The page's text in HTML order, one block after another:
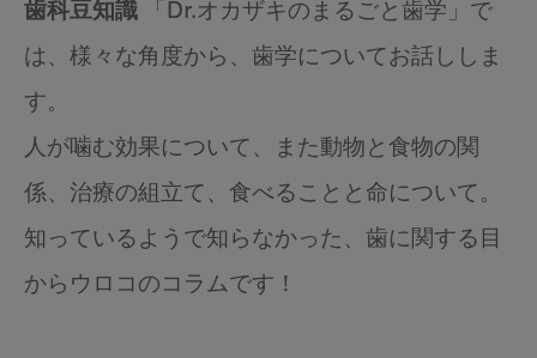
歯科豆知識 「Dr.オカザキのまるごと歯学」で
は、様々な角度から、歯学についてお話ししま
す。
人が噛む効果について、また動物と食物の関
係、治療の組立て、食べることと命について。
知っているようで知らなかった、歯に関する目
からウロコのコラムです！